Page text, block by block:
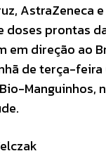
AstraZeneca
doses prontas
em direção ao
de terça-
Manguinhos,